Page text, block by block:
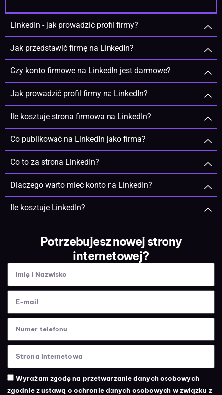
LinkedIn - jak prowadzić profil firmy?
Jak przedstawić firmę na LinkedIn?
Czy konto firmowe na LinkedIn jest darmowe?
Jak prowadzić profil firmy na LinkedIn?
Ile kosztuje strona firmowa na LinkedIn?
Co publikować na LinkedIn jako firma?
Co to za strona LinkedIn?
Dlaczego warto mieć konto na LinkedIn?
Ile kosztuje LinkedIn?
Potrzebujesz nowej strony
internetowej?
Wyrażam zgodę na przetwarzanie danych osobowych
zgodnie z ustawą o ochronie danych osobowych w związku z